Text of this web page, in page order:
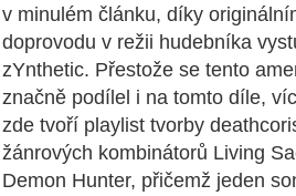
v minulém článku, díky
doprovodu v režii hudebníka
zYnthetic. Přestože se tento
značně podílel i na tomto díle,
zde tvoří playlist tvorby
žánrových kombinátorů Living
Demon Hunter, přičemž jeden